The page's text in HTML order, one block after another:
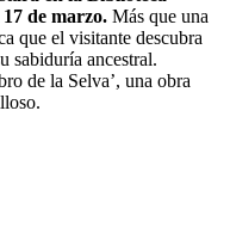
de marzo. Más que una
que el visitante descubra
sabiduría ancestral.
de la Selva’, una obra